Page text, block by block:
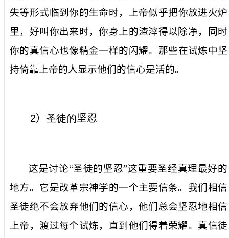
失等形式临到你的生命时，上帝似乎把你放进火炉
里， 好叫你出来时，你身上的渣滓得以除净，同时
你的真信心也像精金一样的闪耀。 那些在试炼中坚
持倚靠上帝的人显示他们的信心是活的。
2） 圣徒的坚忍
这是讨论“圣徒的坚忍”这重要圣经真理最好的
地方。它是改革宗神学的一个主要信条。 我们相信
圣徒绝不会放弃他们的信心，他们总会坚忍地相信
上帝，渡过每个试炼，直到他们得着荣耀。真信徒